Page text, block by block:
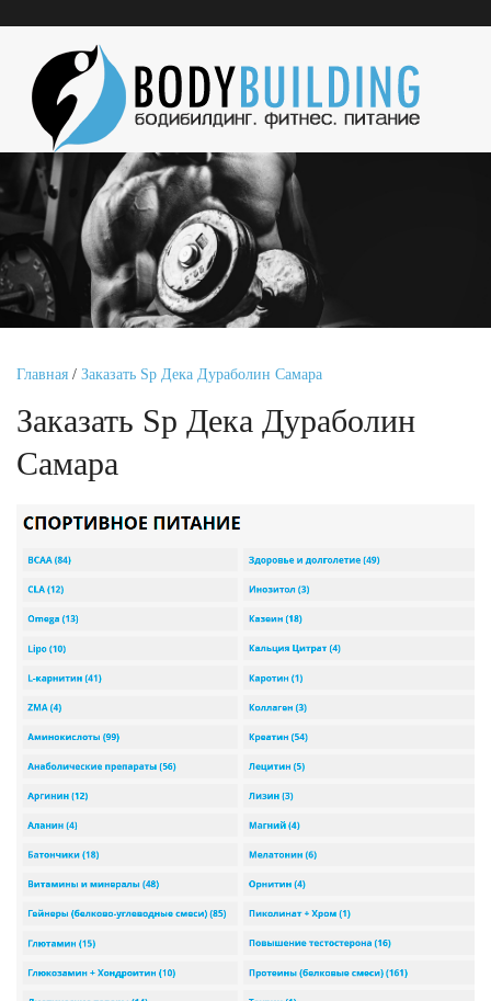
Главная / Заказать Sp Дека Дураболин Самара
Заказать Sp Дека Дураболин
Самара